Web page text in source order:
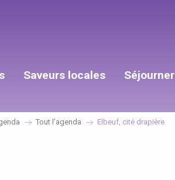
Saveurs locales Séjourner
Tout l’agenda Elbeuf, cité drapière